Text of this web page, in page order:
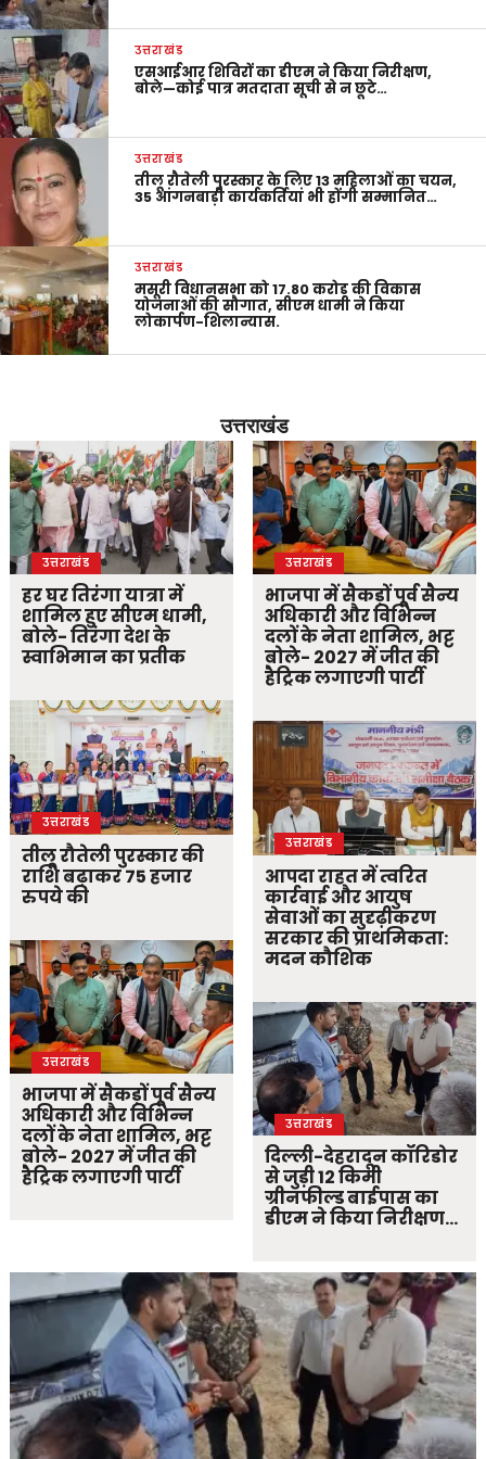
उत्तराखंड
एसआईआर शिविरों का डीएम ने किया निरीक्षण,
बोले—कोई पात्र मतदाता सूची से न छूटे…
उत्तराखंड
तीलू रौतेली पुरस्कार के लिए 13 महिलाओं का चयन,
35 आंगनबाड़ी कार्यकर्तियां भी होंगी सम्मानित…
उत्तराखंड
मसूरी विधानसभा को 17.80 करोड़ की विकास
योजनाओं की सौगात, सीएम धामी ने किया
लोकार्पण-शिलान्यास.
उत्तराखंड
उत्तराखंड
हर घर तिरंगा यात्रा में
शामिल हुए सीएम धामी,
बोले- तिरंगा देश के
स्वाभिमान का प्रतीक
उत्तराखंड
तीलू रौतेली पुरस्कार की
राशि बढ़ाकर 75 हजार
रुपये की
उत्तराखंड
भाजपा में सैकड़ों पूर्व सैन्य
अधिकारी और विभिन्न
दलों के नेता शामिल, भट्ट
बोले- 2027 में जीत की
हैट्रिक लगाएगी पार्टी
उत्तराखंड
भाजपा में सैकड़ों पूर्व सैन्य
अधिकारी और विभिन्न
दलों के नेता शामिल, भट्ट
बोले- 2027 में जीत की
हैट्रिक लगाएगी पार्टी
उत्तराखंड
आपदा राहत में त्वरित
कार्रवाई और आयुष
सेवाओं का सुदृढ़ीकरण
सरकार की प्राथमिकता:
मदन कौशिक
उत्तराखंड
दिल्ली-देहरादून कॉरिडोर
से जुड़ी 12 किमी
ग्रीनफील्ड बाईपास का
डीएम ने किया निरीक्षण…